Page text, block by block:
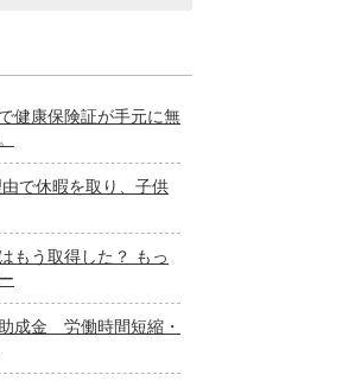
健康保険証が手元に無
で休暇を取り、子供
もう取得した？ もっ
成金 労働時間短縮・